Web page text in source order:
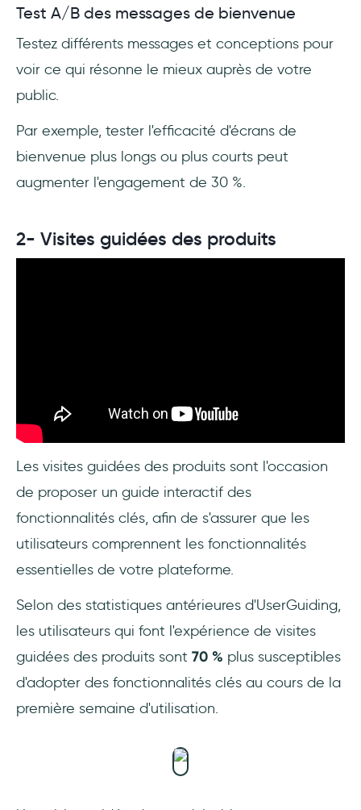
Test A/B des messages de bienvenue
Testez différents messages et conceptions pour
voir ce qui résonne le mieux auprès de votre
public.
Par exemple, tester l'efficacité d'écrans de
bienvenue plus longs ou plus courts peut
augmenter l'engagement de 30 %.
2- Visites guidées des produits
Les visites guidées des produits sont l'occasion
de proposer un guide interactif des
fonctionnalités clés, afin de s'assurer que les
utilisateurs comprennent les fonctionnalités
essentielles de votre plateforme.
Selon des statistiques antérieures d'UserGuiding,
les utilisateurs qui font l'expérience de visites
guidées des produits sont 70 % plus susceptibles
d'adopter des fonctionnalités clés au cours de la
première semaine d'utilisation.